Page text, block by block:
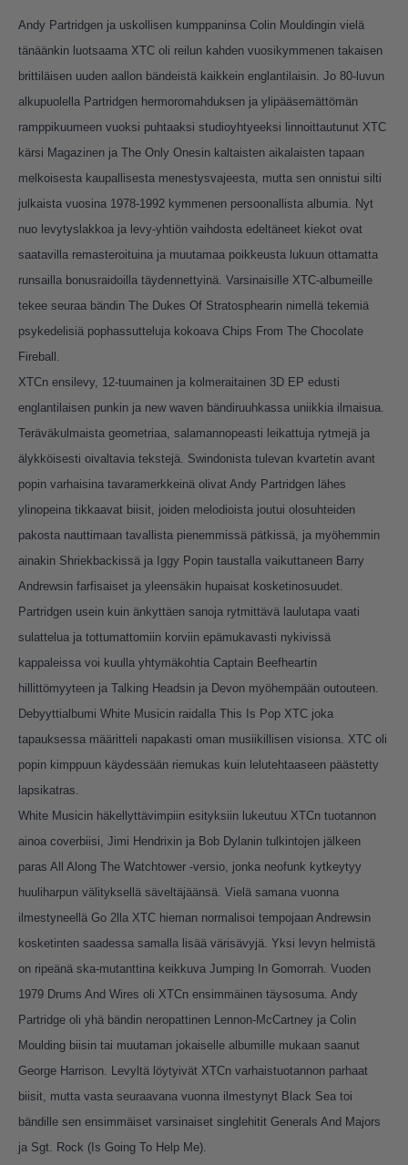
Andy Partridgen ja uskollisen kumppaninsa Colin Mouldingin vielä
tänäänkin luotsaama XTC oli reilun kahden vuosikymmenen takaisen
brittiläisen uuden aallon bändeistä kaikkein englantilaisin. Jo 80-luvun
alkupuolella Partridgen hermoromahduksen ja ylipääsemättömän
ramppikuumeen vuoksi puhtaaksi studioyhtyeeksi linnoittautunut XTC
kärsi Magazinen ja The Only Onesin kaltaisten aikalaisten tapaan
melkoisesta kaupallisesta menestysvajeesta, mutta sen onnistui silti
julkaista vuosina 1978-1992 kymmenen persoonallista albumia. Nyt
nuo levytyslakkoa ja levy-yhtiön vaihdosta edeltäneet kiekot ovat
saatavilla remasteroituina ja muutamaa poikkeusta lukuun ottamatta
runsailla bonusraidoilla täydennettyinä. Varsinaisille XTC-albumeille
tekee seuraa bändin The Dukes Of Stratosphearin nimellä tekemiä
psykedelisiä pophassutteluja kokoava Chips From The Chocolate
Fireball.
XTCn ensilevy, 12-tuumainen ja kolmeraitainen 3D EP edusti
englantilaisen punkin ja new waven bändiruuhkassa uniikkia ilmaisua.
Teräväkulmaista geometriaa, salamannopeasti leikattuja rytmejä ja
älykköisesti oivaltavia tekstejä. Swindonista tulevan kvartetin avant
popin varhaisina tavaramerkkeinä olivat Andy Partridgen lähes
ylinopeina tikkaavat biisit, joiden melodioista joutui olosuhteiden
pakosta nauttimaan tavallista pienemmissä pätkissä, ja myöhemmin
ainakin Shriekbackissä ja Iggy Popin taustalla vaikuttaneen Barry
Andrewsin farfisaiset ja yleensäkin hupaisat kosketinosuudet.
Partridgen usein kuin änkyttäen sanoja rytmittävä laulutapa vaati
sulattelua ja tottumattomiin korviin epämukavasti nykivissä
kappaleissa voi kuulla yhtymäkohtia Captain Beefheartin
hillittömyyteen ja Talking Headsin ja Devon myöhempään outouteen.
Debyyttialbumi White Musicin raidalla This Is Pop XTC joka
tapauksessa määritteli napakasti oman musiikillisen visionsa. XTC oli
popin kimppuun käydessään riemukas kuin lelutehtaaseen päästetty
lapsikatras.
White Musicin häkellyttävimpiin esityksiin lukeutuu XTCn tuotannon
ainoa coverbiisi, Jimi Hendrixin ja Bob Dylanin tulkintojen jälkeen
paras All Along The Watchtower -versio, jonka neofunk kytkeytyy
huuliharpun välityksellä säveltäjäänsä. Vielä samana vuonna
ilmestyneellä Go 2lla XTC hieman normalisoi tempojaan Andrewsin
kosketinten saadessa samalla lisää värisävyjä. Yksi levyn helmistä
on ripeänä ska-mutanttina keikkuva Jumping In Gomorrah. Vuoden
1979 Drums And Wires oli XTCn ensimmäinen täysosuma. Andy
Partridge oli yhä bändin neropattinen Lennon-McCartney ja Colin
Moulding biisin tai muutaman jokaiselle albumille mukaan saanut
George Harrison. Levyltä löytyivät XTCn varhaistuotannon parhaat
biisit, mutta vasta seuraavana vuonna ilmestynyt Black Sea toi
bändille sen ensimmäiset varsinaiset singlehitit Generals And Majors
ja Sgt. Rock (Is Going To Help Me).